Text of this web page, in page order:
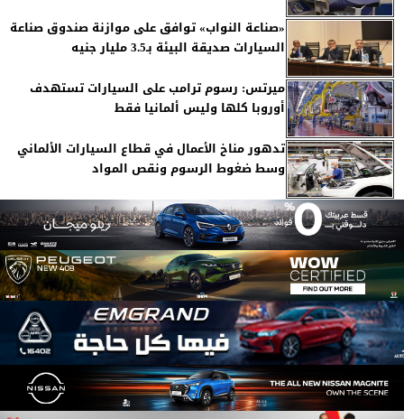
«صناعة النواب» توافق على موازنة صندوق صناعة
السيارات صديقة البيئة بـ3.5 مليار جنيه
ميرتس: رسوم ترامب على السيارات تستهدف
أوروبا كلها وليس ألمانيا فقط
تدهور مناخ الأعمال في قطاع السيارات الألماني
وسط ضغوط الرسوم ونقص المواد